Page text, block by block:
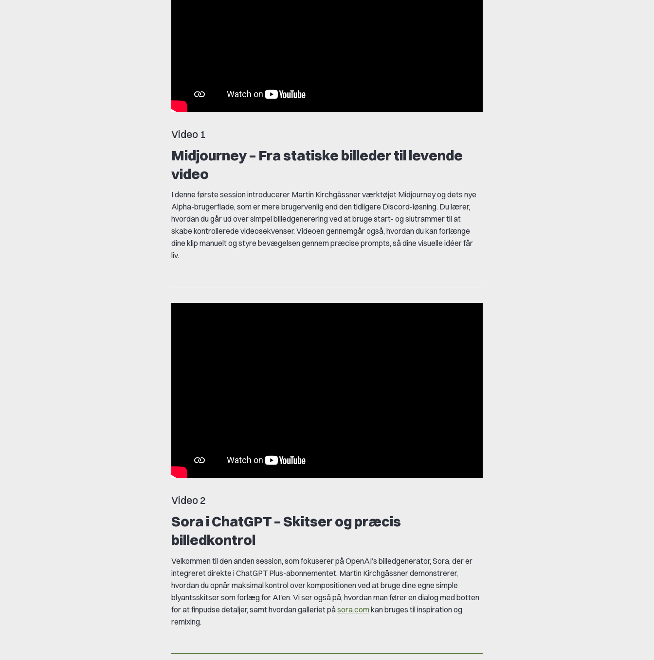
Video 1
Midjourney – Fra statiske billeder til levende
video
I denne første session introducerer Martin Kirchgässner værktøjet Midjourneyog dets nye
Alpha-brugerflade, som er mere brugervenlig end den tidligere Discord-løsning. Du lærer,
hvordan du går ud over simpel billedgenerering ved at bruge start- og slutrammertil at
skabe kontrollerede videosekvenser. Videoen gennemgår også, hvordan du kanforlænge
dine klip manuelt og styre bevægelsen gennem præcise prompts, så dine visuelle idéer får
liv.
Video 2
Sora i ChatGPT – Skitser og præcis
billedkontrol
Velkommen til den anden session, som fokuserer på OpenAI’s billedgenerator, Sora, der er
integreret direkte i ChatGPT Plus-abonnementet. Martin Kirchgässner demonstrerer,
hvordan du opnårmaksimal kontrol over kompositionenved at bruge dine egne simple
blyantsskitser som forlæg for AI'en. Vi ser også på, hvordan man fører en dialog med botten
for at finpudse detaljer, samt hvordan galleriet påsora.com kan bruges til inspiration og
remixing.